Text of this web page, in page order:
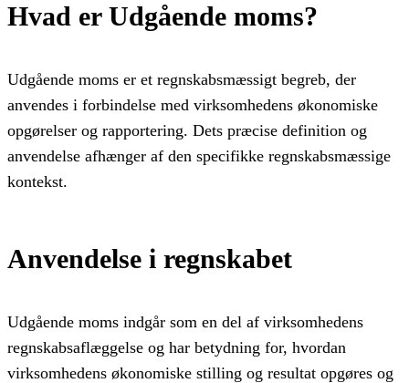
Hvad er Udgående moms?
Udgående moms er et regnskabsmæssigt begreb, der
anvendes i forbindelse med virksomhedens økonomiske
opgørelser og rapportering. Dets præcise definition og
anvendelse afhænger af den specifikke regnskabsmæssige
kontekst.
Anvendelse i regnskabet
Udgående moms indgår som en del af virksomhedens
regnskabsaflæggelse og har betydning for, hvordan
virksomhedens økonomiske stilling og resultat opgøres og